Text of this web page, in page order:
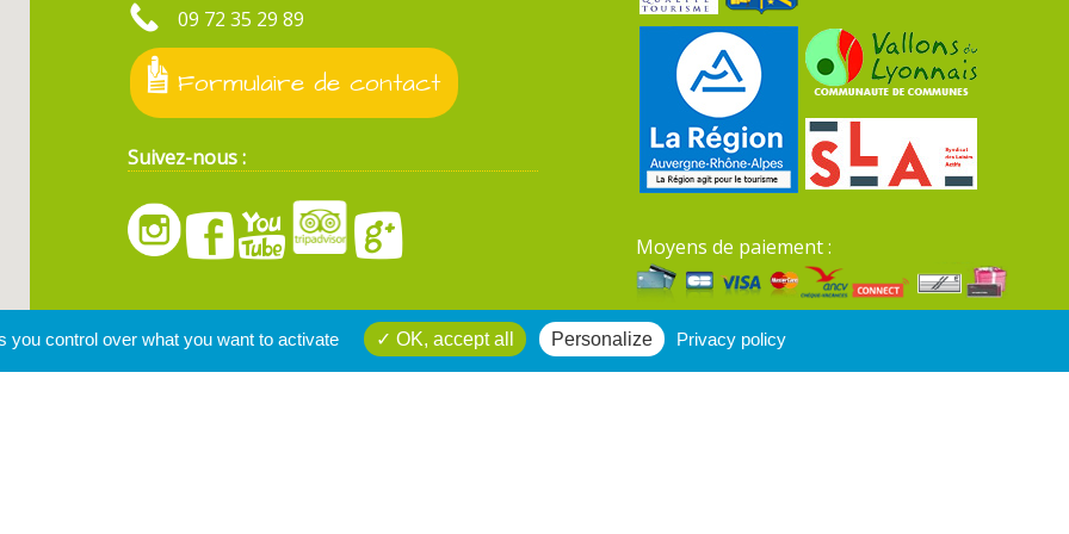
09 72 35 29 89
Formulaire de contact
Suivez-nous :
Moyens de paiement :
Mentions légales du site
you control over what you want to activate OK, accept all Personalize Privacy policy